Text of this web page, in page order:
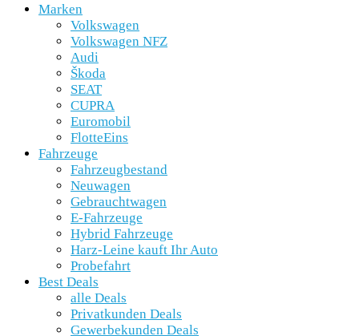
Marken
Volkswagen
Volkswagen NFZ
Audi
Škoda
SEAT
CUPRA
Euromobil
FlotteEins
Fahrzeuge
Fahrzeugbestand
Neuwagen
Gebrauchtwagen
E-Fahrzeuge
Hybrid Fahrzeuge
Harz-Leine kauft Ihr Auto
Probefahrt
Best Deals
alle Deals
Privatkunden Deals
Gewerbekunden Deals